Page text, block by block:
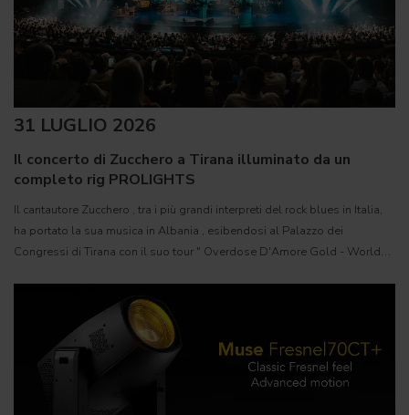
31 LUGLIO 2026
Il concerto di Zucchero a Tirana illuminato da un
completo rig PROLIGHTS
Il cantautore Zucchero , tra i più grandi interpreti del rock blues in Italia,
ha portato la sua musica in Albania , esibendosi al Palazzo dei
Congressi di Tirana con il suo tour " Overdose D'Amore Gold - World